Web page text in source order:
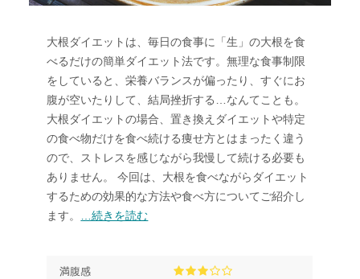
大根ダイエットは、毎日の食事に「生」の大根を食
べるだけの簡単ダイエット法です。無理な食事制限
をしていると、栄養バランスが偏ったり、すぐにお
腹が空いたりして、結局挫折する…なんてことも。
大根ダイエットの場合、置き換えダイエットや特定
の食べ物だけを食べ続ける痩せ方とはまったく違う
ので、ストレスを感じながら我慢して続ける必要も
ありません。 今回は、大根を食べながらダイエット
するための効果的な方法や食べ方についてご紹介し
ます。
…続きを読む
満腹感